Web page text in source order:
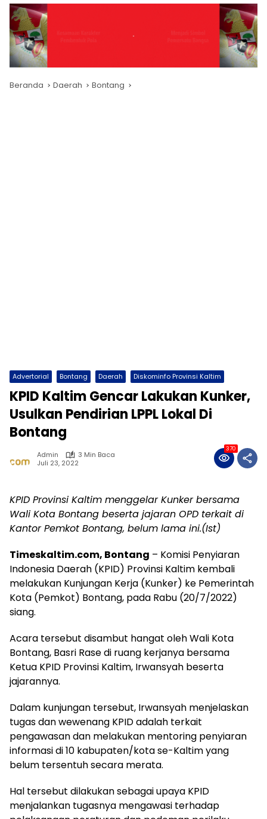
Beranda Daerah Bontang
Advertorial Bontang Daerah Diskominfo Provinsi Kaltim
KPID Kaltim Gencar Lakukan Kunker,
Usulkan Pendirian LPPL Lokal Di
Bontang
Admin
3 Min Baca
Juli 23, 2022
370
KPID Provinsi Kaltim menggelar Kunker bersama
Wali Kota Bontang beserta jajaran OPD terkait di
Kantor Pemkot Bontang, belum lama ini.(Ist)
Timeskaltim.com, Bontang – Komisi Penyiaran
Indonesia Daerah (KPID) Provinsi Kaltim kembali
melakukan Kunjungan Kerja (Kunker) ke Pemerintah
Kota (Pemkot) Bontang, pada Rabu (20/7/2022)
siang.
Acara tersebut disambut hangat oleh Wali Kota
Bontang, Basri Rase di ruang kerjanya bersama
Ketua KPID Provinsi Kaltim, Irwansyah beserta
jajarannya.
Dalam kunjungan tersebut, Irwansyah menjelaskan
tugas dan wewenang KPID adalah terkait
pengawasan dan melakukan mentoring penyiaran
informasi di 10 kabupaten/kota se-Kaltim yang
belum tersentuh secara merata.
Hal tersebut dilakukan sebagai upaya KPID
menjalankan tugasnya mengawasi terhadap